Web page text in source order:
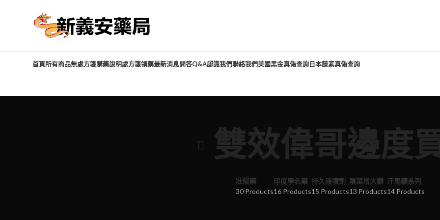
首頁所有商品無處方箋購藥說明處方箋領藥最新消息問答Q&A認識我們聯絡我們美國黑金真偽查詢日本藤素真偽查詢
雙效偉哥邊度
壯陽藥
30 Products
印度學名藥
16 Products
持久液噴劑
15 Products
陰莖增大類
13 Products
汗馬糖系列
14 Products